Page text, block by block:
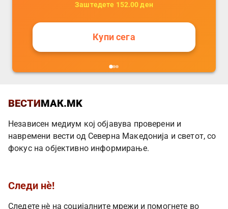
Заштедете 152.00 ден
Купи сега
ВЕСТИМАК.MK
Независен медиум кој објавува проверени и
навремени вести од Северна Македонија и светот, со
фокус на објективно информирање.
Следи нè!
Следете нè на социјалните мрежи и помогнете во